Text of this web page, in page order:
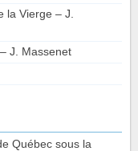
la Vierge – J.
J. Massenet
Québec sous la